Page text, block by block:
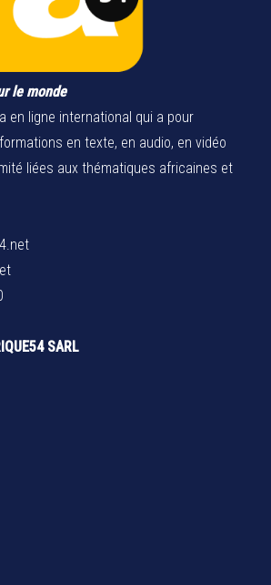
le monde
en ligne international qui a pour
en texte, en audio, en vidéo
liées aux thématiques africaines et
SARL